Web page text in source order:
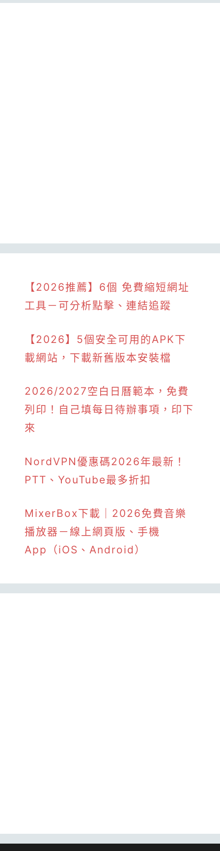
【2026推薦】6個 免費縮短網址
工具－可分析點擊、連結追蹤
【2026】5個安全可用的APK下
載網站，下載新舊版本安裝檔
2026/2027空白日曆範本，免費
列印！自己填每日待辦事項，印下
來
NordVPN優惠碼2026年最新！
PTT、YouTube最多折扣
MixerBox下載｜2026免費音樂
播放器－線上網頁版、手機
App（iOS、Android）